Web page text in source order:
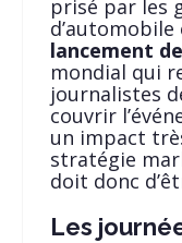
prisé par les
lancement
mondial qui
journalistes
couvrir
un impact
stratégie
doit donc
Les